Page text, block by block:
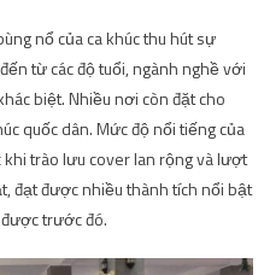
nổ của ca khúc thu hút sự
từ các độ tuổi, ngành nghề với
biệt. Nhiều nơi còn đặt cho
quốc dân. Mức độ nổi tiếng của
trào lưu cover lan rộng và lượt
đạt được nhiều thành tích nổi bật
trước đó.